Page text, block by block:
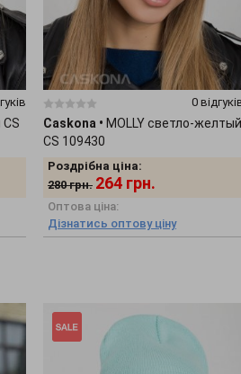
CS
0
Caskona • MOLLY светло-желтый
CS 109430
Роздрібна ціна:
280 грн. 264 грн.
Оптова ціна:
Дізнатись оптову ціну